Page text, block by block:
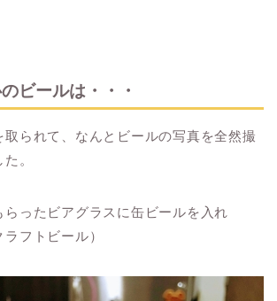
ビールは・・・
取られて、なんとビールの写真を全然撮
。
らったビアグラスに缶ビールを入れ
フトビール）